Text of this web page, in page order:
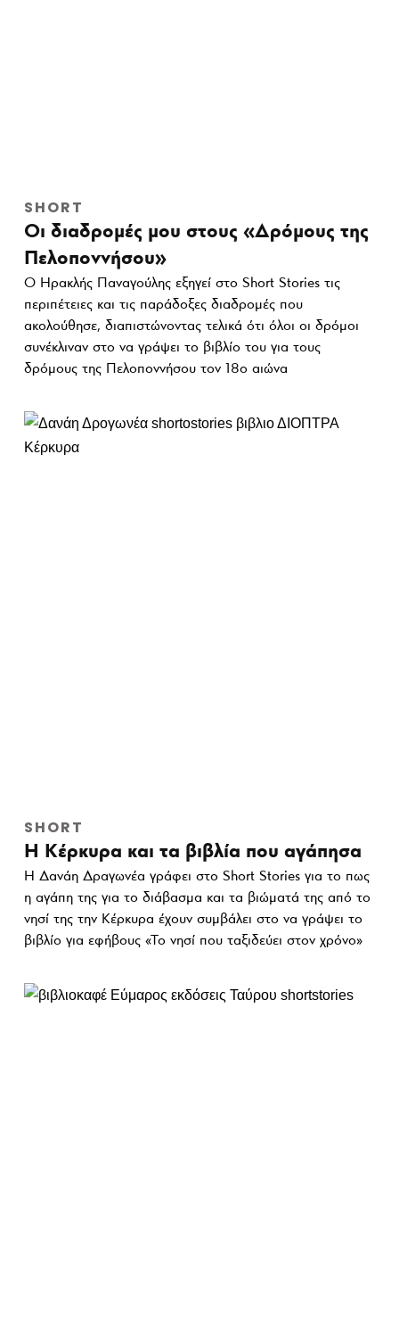
SHORT
Οι διαδρομές μου στους «Δρόμους της
Πελοποννήσου»
Ο Ηρακλής Παναγούλης εξηγεί στο Short Stories τις
περιπέτειες και τις παράδοξες διαδρομές που
ακολούθησε, διαπιστώνοντας τελικά ότι όλοι οι δρόμοι
συνέκλιναν στο να γράψει το βιβλίο του για τους
δρόμους της Πελοποννήσου τον 18ο αιώνα
SHORT
Η Κέρκυρα και τα βιβλία που αγάπησα
Η Δανάη Δραγωνέα γράφει στο Short Stories για το πως
η αγάπη της για το διάβασμα και τα βιώματά της από το
νησί της την Κέρκυρα έχουν συμβάλει στο να γράψει το
βιβλίο για εφήβους «Το νησί που ταξιδεύει στον χρόνο»